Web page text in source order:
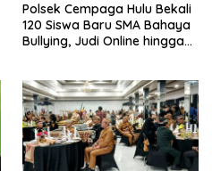
Polsek Cempaga Hulu Bekali
120 Siswa Baru SMA Bahaya
Bullying, Judi Online hingga